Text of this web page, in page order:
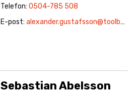
Telefon:0504-785 508
E-post:alexander.gustafsson@toolbox.se
Sebastian Abelsson